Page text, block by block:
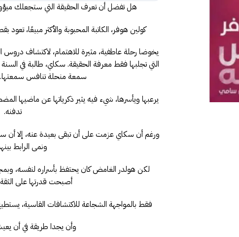
هل تفضل أن تعرف الحقيقة التي ستجعلك
كولين هوفر، الكاتبة المحبوبة والأكثر مبيعًا،
يخوضا رحلة عاطفية، مثيرة للاهتمام، لاكتشاف دروس
التي تجلبها فقط معرفة الحقيقة. سكاي، طالبة في
سمعة منحلة تنافس سمعتها.
يرعبها ويأسرها، شيء فيه يثير ذكرياتها عن ماضيها
تدفنه.
ورغم أن سكاي عزمت على أن تبقى بعيدة عنه، إلا أن
ونمى الرابط
لكن هولدر الغامض كان يحتفظ بأسراره لنفسه،
أصبحت قدرتها على
فقط بالمواجهة الشجاعة للاكتشافات القاسية،
وأن يجدا طريقة في أن